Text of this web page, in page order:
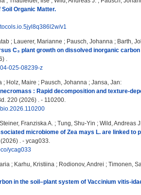
Organic Matter.
v1
; Lauerer, Marianne ; Pausch, Johanna ; Barth,
C₃ plant growth on dissolved inorganic
.
025-08239-z
; Holz, Maire ; Pausch, Johanna ; Jansa, Jan:
: Rapid decomposition and texture-
220 (2026) . - 110200.
Steiner, Franziska A. ; Tung, Shu-Yin ; Wild, Andreas
microbiome of Zea mays L. are linked to
. - ycag033.
ycag033
; Karhu, Kristiina ; Rodionov, Andrei ; Timonen,
in the soil–plant system of Vaccinium vitis-